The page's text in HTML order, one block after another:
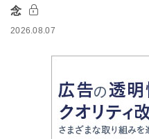
念
2026.08.07